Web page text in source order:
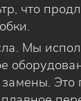
что
Мы
Это